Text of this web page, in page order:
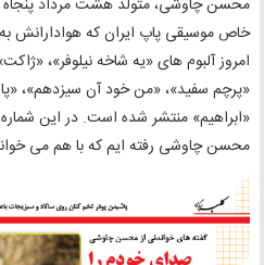
محسن چاوشی، متولد هشت مرداد
خاص موسیقی پاپ ایران که هوادارانش به
امروز آلبوم های «یه شاخه نیلوفر»،
«پرچم سفید»، «من خود آن سیزدهم»،
«ابراهیم» منتشر شده است. در این
محسن چاوشی رفته ایم که با هم می